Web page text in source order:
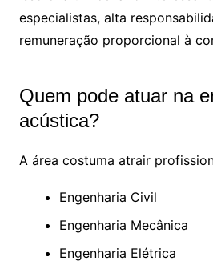
especialistas, alta
remuneração proporcional à
Quem pode atuar na
acústica?
A área costuma atrair
Engenharia Civil
Engenharia Mecânica
Engenharia Elétrica